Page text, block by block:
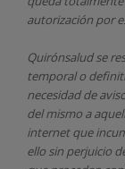
autorización por
Quirónsaludse
temporal o
necesidad de
del mismo a
internet que
ello sin perjuicio